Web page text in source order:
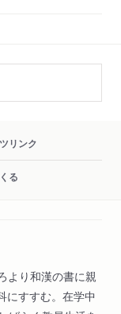
リンク
る
より和漢の書に親
にすすむ。在学中